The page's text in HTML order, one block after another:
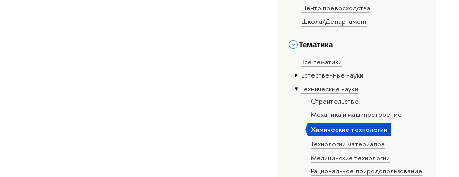
Центр превосходства
Школа/Департамент
Тематика
Все тематики
Естественные науки
Тех­ничес­кие науки
Строительство
Механика и машиностроение
Химические технологии
Технологии материалов
Медицинские технологии
Рациональное природопользование